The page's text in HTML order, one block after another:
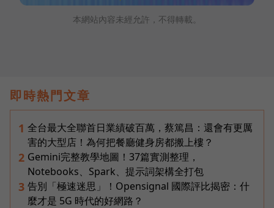
本網站內容未經允許，不得轉載。
即時熱門文章
1 全台最大全聯首日業績破百萬，蔡篤昌：還會有更厲
害的大型店！為何把餐廳健身房都搬上樓？
2 Gemini完整教學地圖！37篇實測整理，
Notebooks、Spark、提示詞架構全打包
3 告別「極速迷思」！Opensignal 國際評比揭密：什
麼才是 5G 時代的好網路？